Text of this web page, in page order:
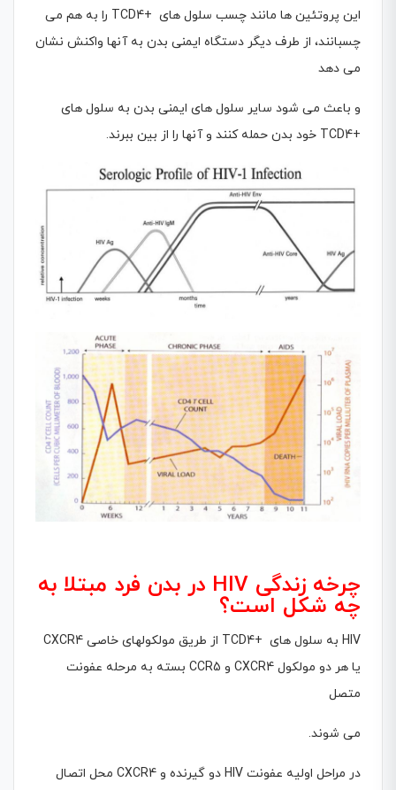
این پروتئین ها مانند چسب سلول هاى +TCD4 را به هم مى
چسبانند، از طرف دیگر دستگاه ایمنى بدن به آنها واکنش نشان
مى دهد
و باعث مى شود سایر سلول هاى ایمنى بدن به سلول هاى
+TCD4 خود بدن حمله کنند و آنها را از بین ببرند.
چرخه زندگى HIV در بدن فرد مبتلا به
چه شکل است؟
HIV به سلول هاى +TCD4 از طریق مولکولهای خاصی CXCR4
یا هر دو مولکول CXCR4 و CCR5 بسته به مرحله عفونت
متصل
مى شوند.
در مراحل اولیه عفونت HIV دو گیرنده و CXCR4 محل اتصال